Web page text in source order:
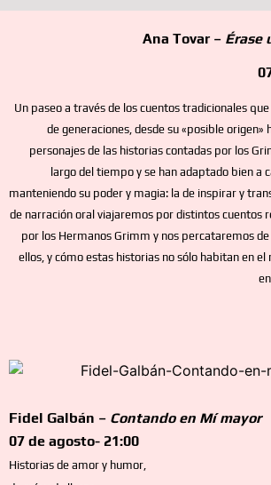
Ana Tovar – Érase
Un paseo a través de los cuentos tradicionales
de generaciones, desde su «posible origen»
personajes de las historias contadas por los
largo del tiempo y se han adaptado bien a
manteniendo su poder y magia: la de inspirar y
de narración oral viajaremos por distintos cuentos
por los Hermanos Grimm y nos percataremos
ellos, y cómo estas historias no sólo habitan en el
Fidel Galbán – Contando en Mí mayor
07 de agosto- 21:00
Historias de amor y humor,